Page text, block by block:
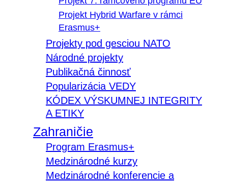
Projekt Hybrid Warfare v rámci
Erasmus+
Projekty pod gesciou NATO
Národné projekty
Publikačná činnosť
Popularizácia VEDY
KÓDEX VÝSKUMNEJ INTEGRITY
A ETIKY
Zahraničie
Program Erasmus+
Medzinárodné kurzy
Medzinárodné konferencie a